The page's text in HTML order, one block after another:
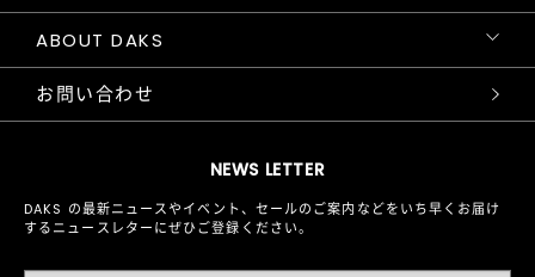
NEWS LETTER
DAKS の最新ニュースやイベント、セールのご案内などをいち早くお届け
するニュースレターにぜひご登録ください。
ABOUT DAKS
お問い合わせ